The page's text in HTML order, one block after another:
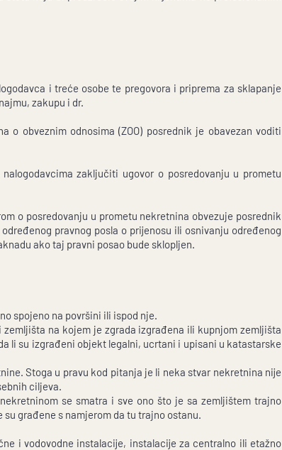
i treće osobe te pregovora i priprema za sklapanje
zakupu i dr.
o obveznim odnosima (ZOO) posrednik je obavezan voditi
zaključiti ugovor o posredovanju u prometu
o posredovanju u prometu nekretnina obvezuje posrednik
pravnog posla o prijenosu ili osnivanju određenog
ako taj pravni posao bude sklopljen.
spojeno na površini ili ispod nje.
na kojem je zgrada izgrađena ili kupnjom zemljišta
li su izgrađeni objekt legalni, ucrtani i upisani u katastarske
Stoga u pravu kod pitanja je li neka stvar nekretnina nije
ciljeva.
se smatra i sve ono što je sa zemljištem trajno
građene s namjerom da tu trajno ostanu.
i vodovodne instalacije, instalacije za centralno ili etažno